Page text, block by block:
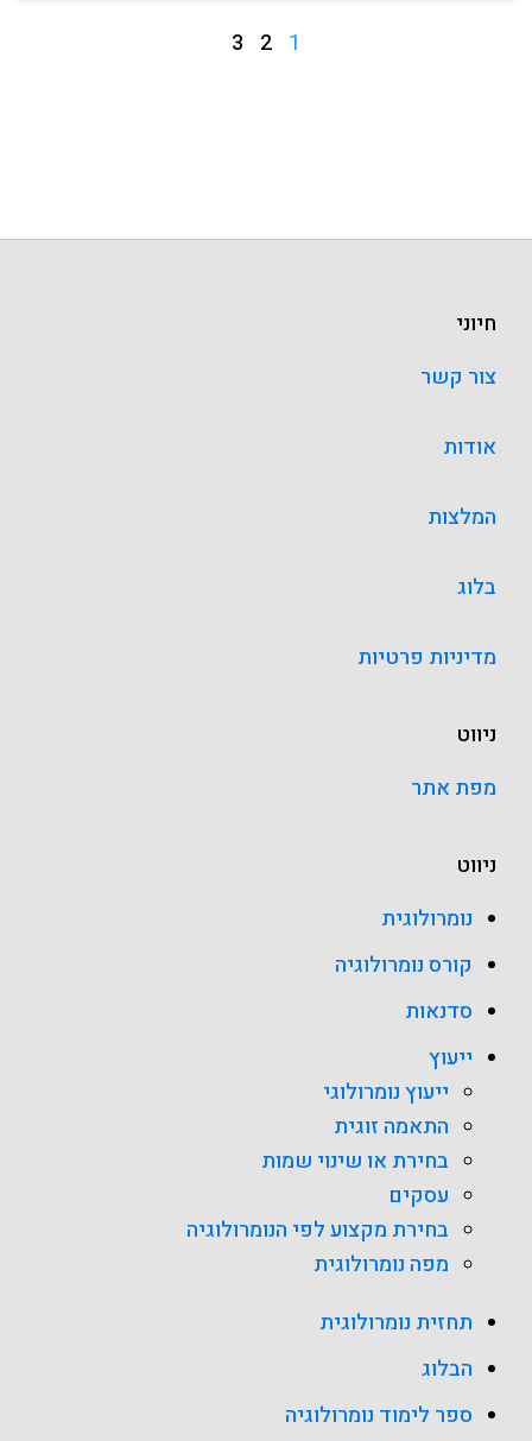
1
2
3
חיוני
צור קשר
אודות
המלצות
בלוג
מדיניות פרטיות
ניווט
מפת אתר
ניווט
נומרולוגית
קורס נומרולוגיה
סדנאות
ייעוץ
ייעוץ נומרולוגי
התאמה זוגית
בחירת או שינוי שמות
עסקים
בחירת מקצוע לפי הנומרולוגיה
מפה נומרולוגית
תחזית נומרולוגית
הבלוג
ספר לימוד נומרולוגיה